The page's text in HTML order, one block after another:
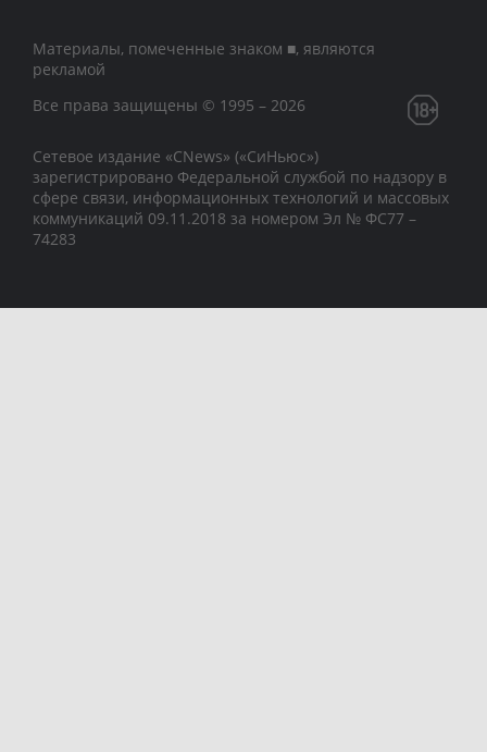
Материалы, помеченные знаком ■, являются
рекламой
Все права защищены © 1995 – 2026
Сетевое издание «CNews» («СиНьюс»)
зарегистрировано Федеральной службой по надзору в
сфере связи, информационных технологий и массовых
коммуникаций 09.11.2018 за номером Эл № ФС77 –
74283